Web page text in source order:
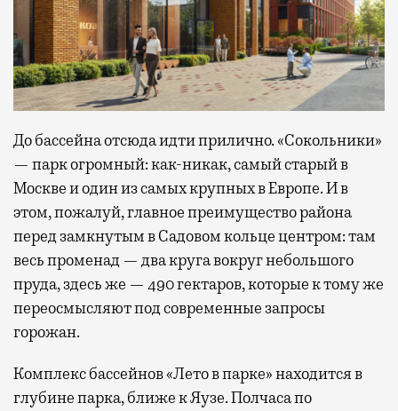
До бассейна отсюда идти прилично. «Сокольники»
— парк огромный: как-никак, самый старый в
Москве и один из самых крупных в Европе. И в
этом, пожалуй, главное преимущество района
перед замкнутым в Садовом кольце центром: там
весь променад — два круга вокруг небольшого
пруда, здесь же — 490 гектаров, которые к тому же
переосмысляют под современные запросы
горожан.
Комплекс бассейнов «Лето в парке» находится в
глубине парка, ближе к Яузе. Полчаса по